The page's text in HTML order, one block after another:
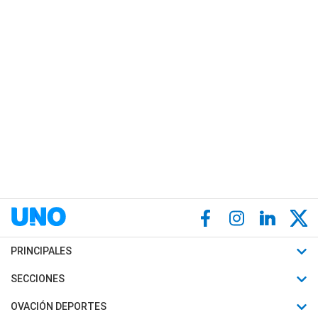
PRINCIPALES
Últimas Noticias
Política
SECCIONES
Horóscopo
OVACIÓN DEPORTES